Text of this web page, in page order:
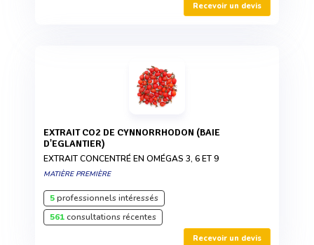
Recevoir un devis
EXTRAIT CO2 DE CYNNORRHODON (BAIE
D'EGLANTIER)
EXTRAIT CONCENTRÉ EN OMÉGAS 3, 6 ET 9
MATIÈRE PREMIÈRE
5professionnels intéressés
561consultations récentes
Recevoir un devis